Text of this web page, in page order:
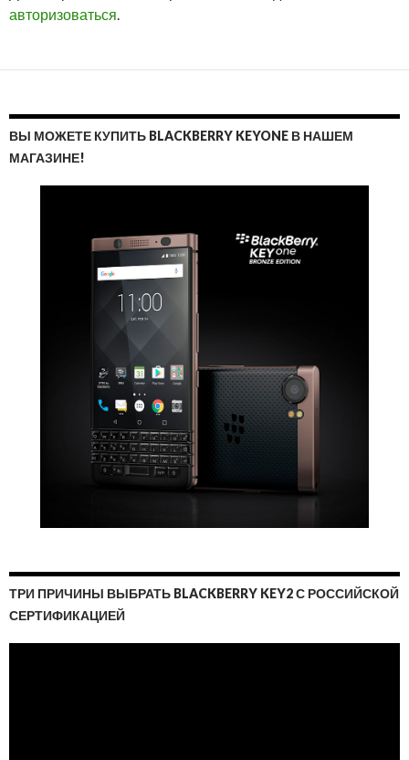
авторизоваться.
ВЫ МОЖЕТЕ КУПИТЬ BLACKBERRY KEYONE В НАШЕМ
МАГАЗИНЕ!
ТРИ ПРИЧИНЫ ВЫБРАТЬ BLACKBERRY KEY2 С РОССИЙСКОЙ
СЕРТИФИКАЦИЕЙ